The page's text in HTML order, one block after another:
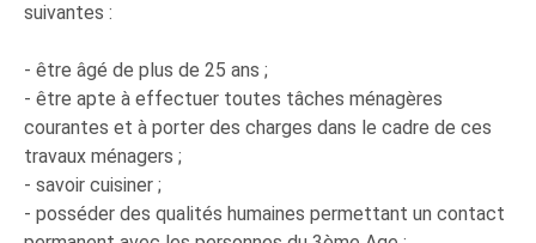
suivantes :
- être âgé de plus de 25 ans ;
- être apte à effectuer toutes tâches ménagères
courantes et à porter des charges dans le cadre de ces
travaux ménagers ;
- savoir cuisiner ;
- posséder des qualités humaines permettant un contact